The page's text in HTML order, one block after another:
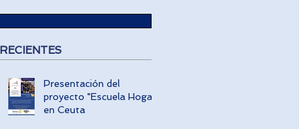
RECIENTES
Presentación del
proyecto "Escuela Hogar"
en Ceuta